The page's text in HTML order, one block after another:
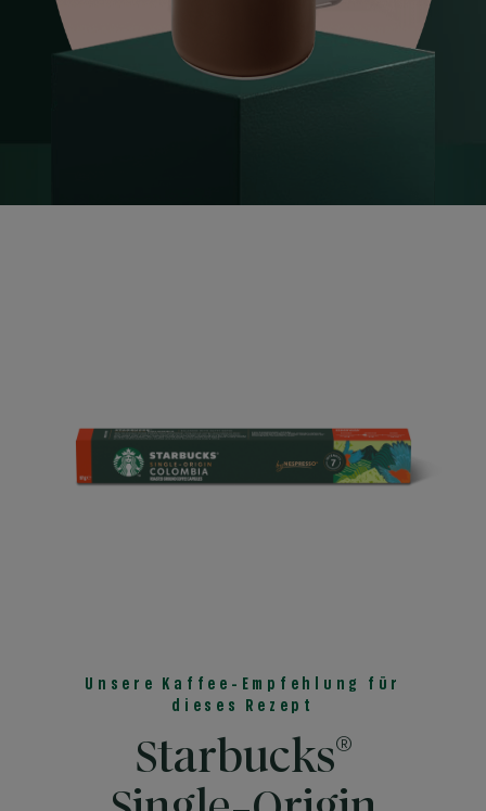
Unsere Kaffee-Empfehlung für
dieses Rezept
Starbucks®